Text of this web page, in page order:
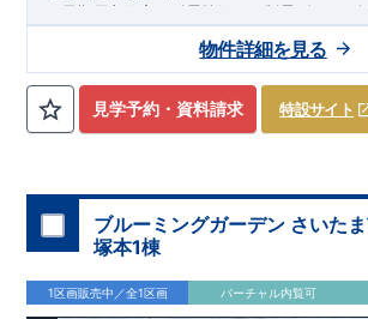
（長期優良住宅／耐震等級３・制震ダンパー
たりに恵まれた立地。
あり、
採光・通風・プライバシー性にも配慮
す。
加須 徒歩13分
間取りのポイント
■ 1
号棟 LDK約19.5 帖 のゆとりあるリビング
感があります。
■共通
・主寝室は将来仕切れる可変型プラン ・2階
見学予約・資料請求 特設サイト
物件詳細を見る
ブルーミングガーデン さいた
塚本1棟
1区画販売中／全1区画 バーチャル内覧可